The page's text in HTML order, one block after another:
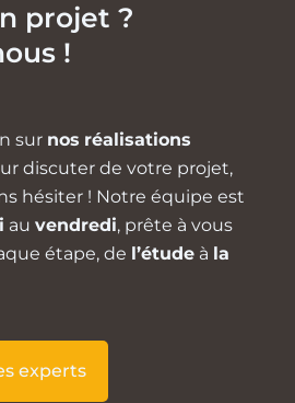
projet ?
!
sur nos réalisations
discuter de votre projet,
hésiter ! Notre équipe est
au vendredi, prête à vous
étape, de l’étude à la
experts